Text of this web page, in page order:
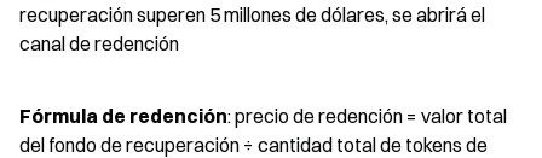
recuperación superen 5 millones de dólares, se abrirá el
canal de redención
Fórmula de redención: precio de redención = valor total
del fondo de recuperación ÷ cantidad total de tokens de